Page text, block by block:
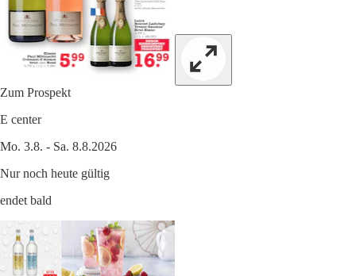
Zum Prospekt
E center
Mo. 3.8. - Sa. 8.8.2026
Nur noch heute gültig
endet bald